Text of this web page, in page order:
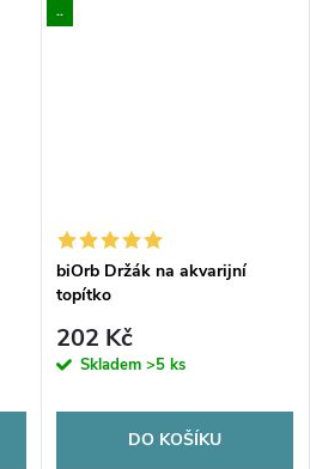
..
biOrb Držák na akvarijní
topítko
202 Kč
Skladem >5 ks
DO KOŠÍKU